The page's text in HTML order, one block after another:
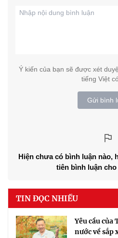
Ý kiến của bạn sẽ được xét
tiếng Việt
Gửi bình
Hiện chưa có bình luận nào,
tiên bình luận
TIN ĐỌC NHIỀU
Yêu cầu của
nước về sắp